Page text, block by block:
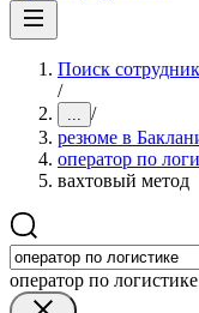
Поиск
/
... /
резюме в
оператор по
вахтовый метод
оператор по логистике